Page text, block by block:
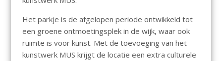
Het parkje is de afgelopen periode ontwikkeld tot
een groene ontmoetingsplek in de wijk, waar ook
ruimte is voor kunst. Met de toevoeging van het
kunstwerk MUS krijgt de locatie een extra culturele